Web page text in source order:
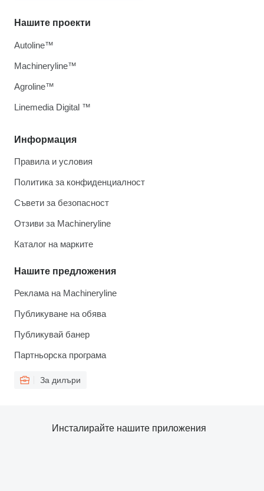
Информация
Правила и условия
Политика за конфиденциалност
Съвети за безопасност
Отзиви за Machineryline
Каталог на марките
Нашите предложения
Реклама на Machineryline
Публикуване на обява
Публикувай банер
Партньорска програма
За дилъри
Нашите проекти
Autoline™
Machineryline™
Agroline™
Linemedia Digital ™
Инсталирайте нашите приложения